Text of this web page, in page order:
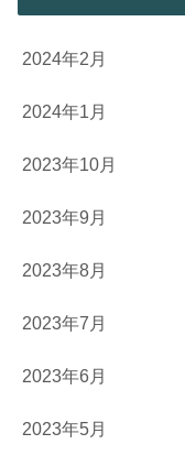
2024年2月
2024年1月
2023年10月
2023年9月
2023年8月
2023年7月
2023年6月
2023年5月